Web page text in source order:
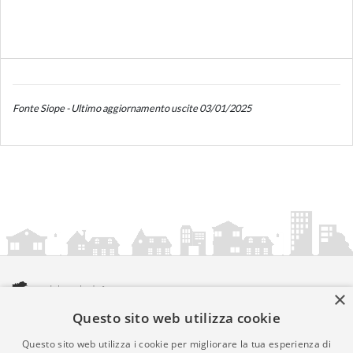
Fonte Siope - Ultimo aggiornamento uscite 03/01/2025
amministrazionicomunali.it è una iniziativa diartemedia.it
© Copyright MMXXIV - P.IVA 05400000724
×
Questo sito web utilizza cookie
Questo sito web utilizza i cookie per migliorare la tua esperienza di